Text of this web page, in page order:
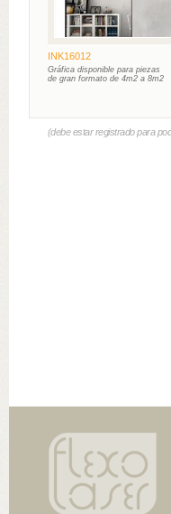
INK16012
Gráfica disponible para piezas
de gran formato de 4m2 a 8m2
(debe estar registrado para